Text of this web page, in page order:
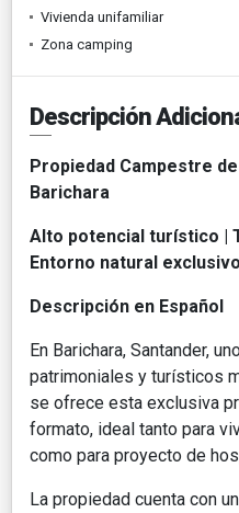
Vivienda unifamiliar
Zona camping
Descripción
Propiedad Campestre
Barichara
Alto potencial turístico |
Entorno natural exclusivo
Descripción en Español
En Barichara, Santander,
patrimoniales y turísticos
se ofrece esta exclusiva
formato, ideal tanto para
como para proyecto de
La propiedad cuenta con